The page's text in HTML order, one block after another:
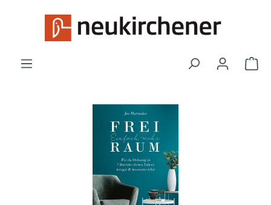
Zum Hauptinhalt springen
Bildergalerie überspringen